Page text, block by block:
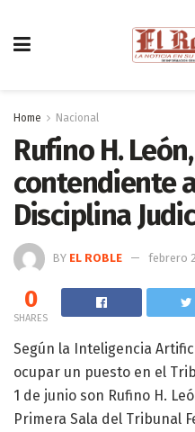
Home Nacional
Rufino H.
contendiente
Disciplina
BY EL ROBLE febrero
0
SHARES
Según la Inteligencia
ocupar un puesto en el
1 de junio son Rufino H.
Primera Sala del Tribunal